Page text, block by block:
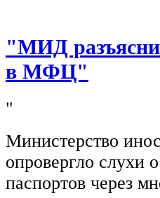
"МИД
в МФЦ"
"
Министерство
опровергло слухи
паспортов через